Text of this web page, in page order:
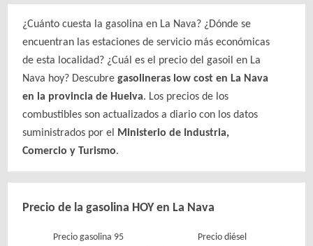
¿Cuánto cuesta la gasolina en La Nava? ¿Dónde se
encuentran las estaciones de servicio más económicas
de esta localidad? ¿Cuál es el precio del gasoil en La
Nava hoy? Descubregasolineras low cost en La Nava
en la provincia de Huelva. Los precios de los
combustibles son actualizados a diario con los datos
suministrados por el
Ministerio de Industria,
Comercio y Turismo.
Precio de la gasolina HOY en La Nava
Precio gasolina 95 Precio diésel